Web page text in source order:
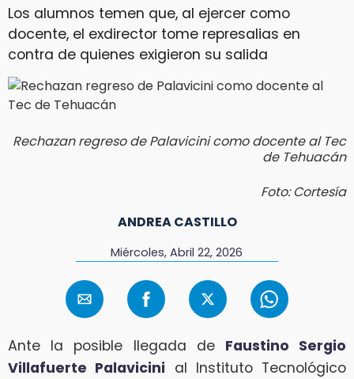
Los alumnos temen que, al ejercer como
docente, el exdirector tome represalias en
contra de quienes exigieron su salida
Rechazan regreso de Palavicini como docente al Tec
de Tehuacán
Foto: Cortesía
ANDREA CASTILLO
Miércoles, Abril 22, 2026
Ante la posible llegada de Faustino Sergio
Villafuerte Palavicini al Instituto Tecnológico